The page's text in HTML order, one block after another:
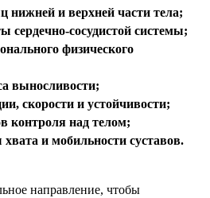
нижней и верхней части тела;
сердечно-сосудистой системы;
физического
выносливости;
скорости и устойчивости;
контроля над телом;
и мобильности суставов.
направление, чтобы